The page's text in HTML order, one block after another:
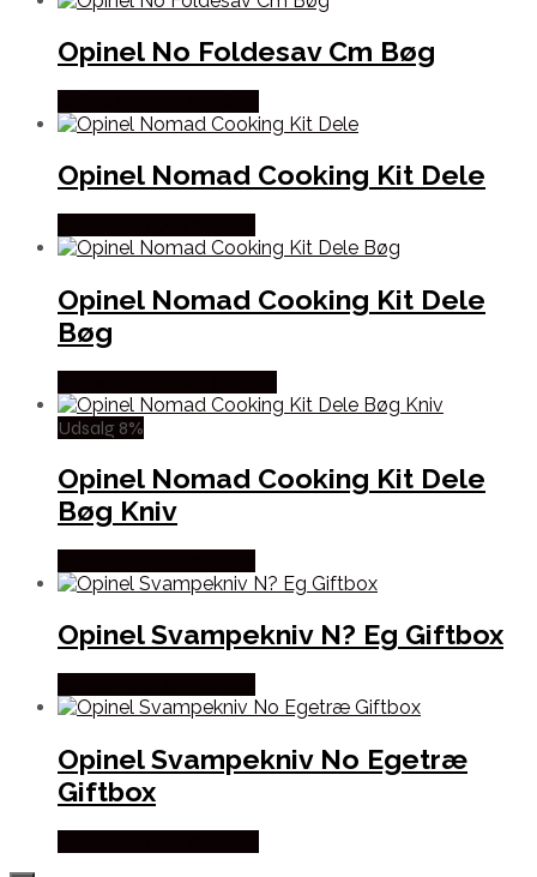
Opinel No Foldesav Cm Bøg
Opinel Nomad Cooking Kit Dele
Opinel Nomad Cooking Kit Dele
Bøg
Udsalg 8%
Opinel Nomad Cooking Kit Dele
Bøg Kniv
Opinel Svampekniv N? Eg Giftbox
Opinel Svampekniv No Egetræ
Giftbox